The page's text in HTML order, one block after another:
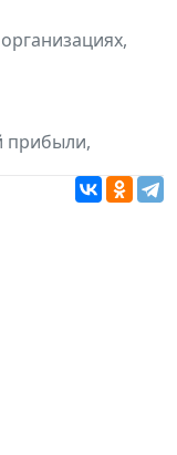
прибыли,